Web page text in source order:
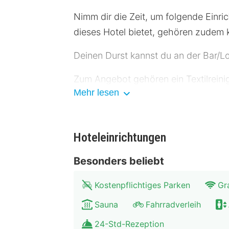
Nimm dir die Zeit, um folgende
dieses Hotel bietet, gehören zudem
Deinen Durst kannst du an der Bar/
Zum Angebot gehören ein
Ort gibt es Folgendes: Parken ohne
Verfügung. Es sind eigene
sauber gemacht.
Entfernungen werden bis auf 0,1
Kloster Lorsch – 6,2 km Neckar
Rathaus Rimbach – 18,3 km
Mehr lesen
Hoteleinrichtungen
Besonders beliebt
Kostenpflichtiges Parken
Sauna
Fahrradverleih
24-Std-Rezeption